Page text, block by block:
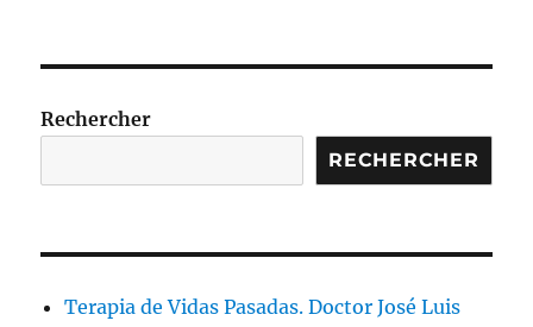
Rechercher
RECHERCHER
Terapia de Vidas Pasadas. Doctor José Luis